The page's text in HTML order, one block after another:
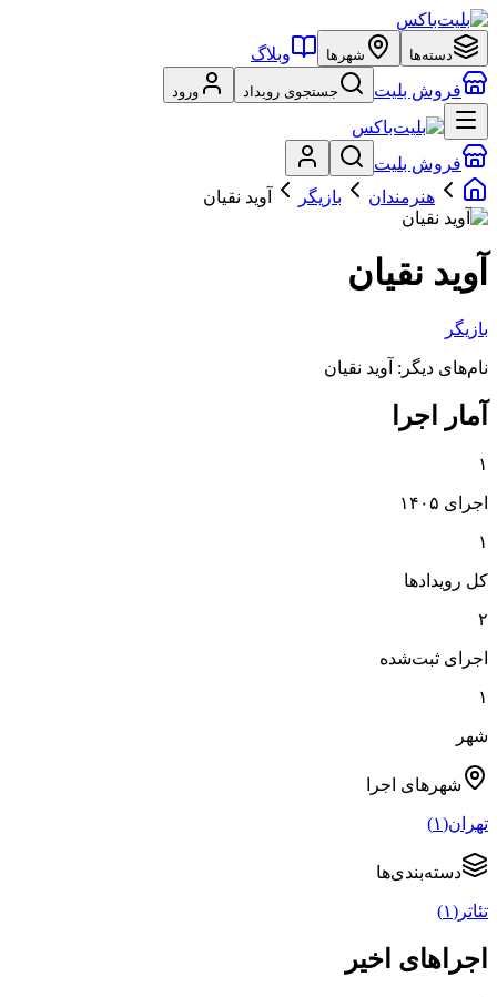
دسته‌ها شهرها
وبلاگ
فروش بلیت
جستجوی رویداد ورود
فروش بلیت
هنرمندان
بازیگر آوید نقیان
آوید نقیان
بازیگر
نام‌های دیگر: آوید نقیان
آمار اجرا
۱
اجرای ۱۴۰۵
۱
کل رویدادها
۲
اجرای ثبت‌شده
۱
شهر
شهرهای اجرا
تهران(۱)
دسته‌بندی‌ها
تئاتر (۱)
اجراهای اخیر